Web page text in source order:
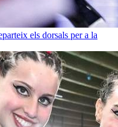
els dorsals per a la